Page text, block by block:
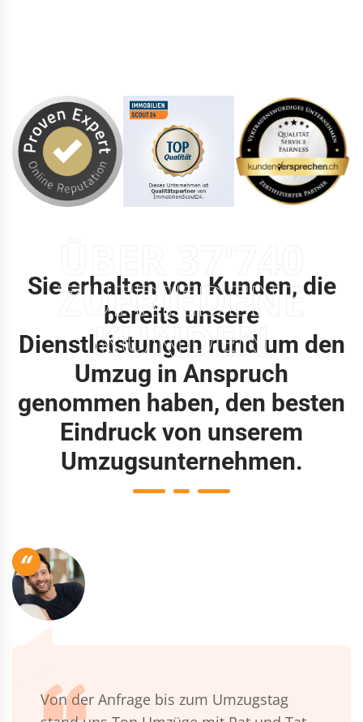
ZUFRIEDENE
KUNDEN
Sie erhalten von Kunden, die
bereits unsere
Dienstleistungen rund um den
Umzug in Anspruch
genommen haben, den besten
Eindruck von unserem
Umzugsunternehmen.
“
Von der Anfrage bis zum Umzugstag